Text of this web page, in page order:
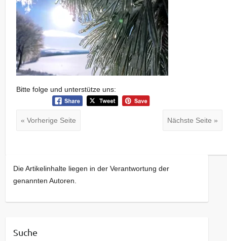
Bitte folge und unterstütze uns:
« Vorherige Seite Nächste Seite »
Die Artikelinhalte liegen in der Verantwortung der
genannten Autoren.
Suche